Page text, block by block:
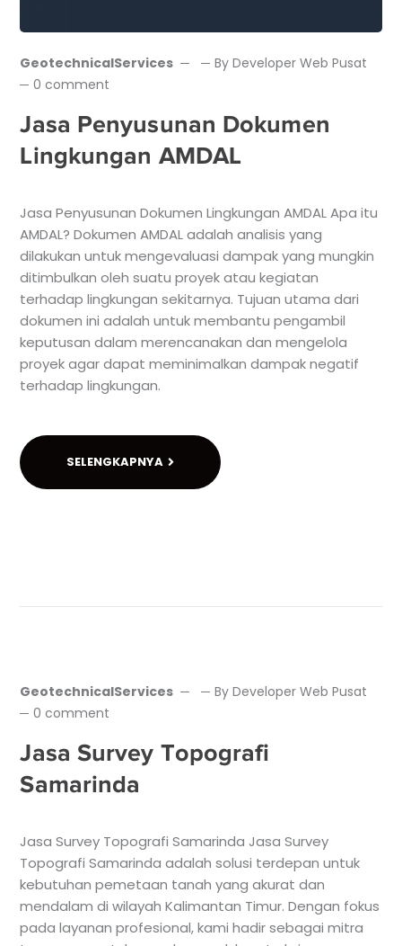
GeotechnicalServices ByDeveloper Web Pusat
0 comment
Jasa Penyusunan Dokumen
Lingkungan AMDAL
Jasa Penyusunan Dokumen Lingkungan AMDAL Apa itu
AMDAL? Dokumen AMDAL adalah analisis yang
dilakukan untuk mengevaluasi dampak yang mungkin
ditimbulkan oleh suatu proyek atau kegiatan
terhadap lingkungan sekitarnya. Tujuan utama dari
dokumen ini adalah untuk membantu pengambil
keputusan dalam merencanakan dan mengelola
proyek agar dapat meminimalkan dampak negatif
terhadap lingkungan.
SELENGKAPNYA
GeotechnicalServices ByDeveloper Web Pusat
0 comment
Jasa Survey Topografi
Samarinda
Jasa Survey Topografi Samarinda Jasa Survey
Topografi Samarinda adalah solusi terdepan untuk
kebutuhan pemetaan tanah yang akurat dan
mendalam di wilayah Kalimantan Timur. Dengan fokus
pada layanan profesional, kami hadir sebagai mitra